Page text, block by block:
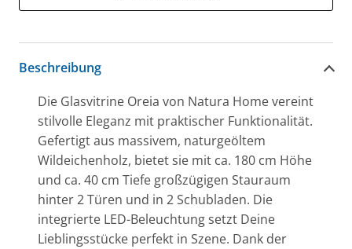
Beschreibung
Die Glasvitrine Oreia von Natura Home vereint
stilvolle Eleganz mit praktischer Funktionalität.
Gefertigt aus massivem, naturgeöltem
Wildeichenholz, bietet sie mit ca. 180 cm Höhe
und ca. 40 cm Tiefe großzügigen Stauraum
hinter 2 Türen und in 2 Schubladen. Die
integrierte LED-Beleuchtung setzt Deine
Lieblingsstücke perfekt in Szene. Dank der